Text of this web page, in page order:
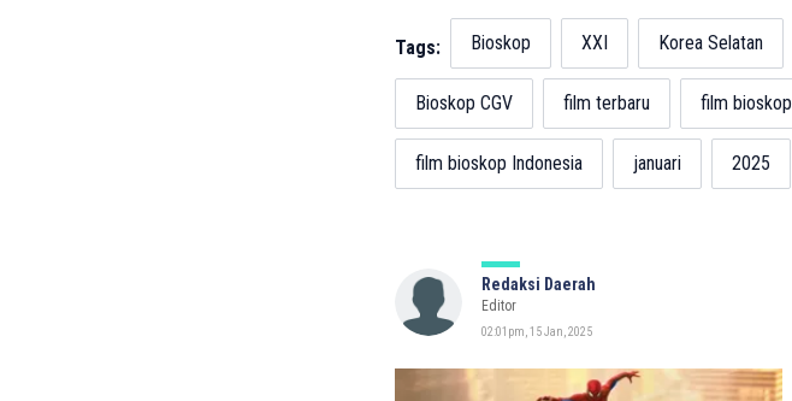
Tags: Bioskop XXI Korea Selatan
Bioskop CGV film terbaru film bioskop
film bioskop Indonesia januari 2025
Redaksi Daerah
Editor
02:01pm, 15 Jan, 2025